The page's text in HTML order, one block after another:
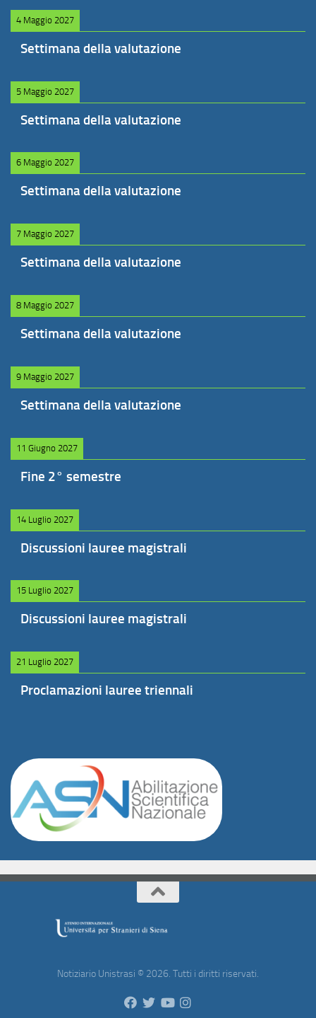
4 Maggio 2027
Settimana della valutazione
5 Maggio 2027
Settimana della valutazione
6 Maggio 2027
Settimana della valutazione
7 Maggio 2027
Settimana della valutazione
8 Maggio 2027
Settimana della valutazione
9 Maggio 2027
Settimana della valutazione
11 Giugno 2027
Fine 2° semestre
14 Luglio 2027
Discussioni lauree magistrali
15 Luglio 2027
Discussioni lauree magistrali
21 Luglio 2027
Proclamazioni lauree triennali
Notiziario Unistrasi © 2026. Tutti i diritti riservati.